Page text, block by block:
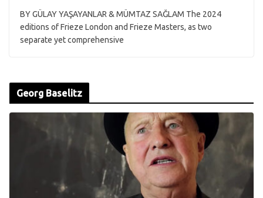
BY GÜLAY YAŞAYANLAR & MÜMTAZ SAĞLAM The 2024
editions of Frieze London and Frieze Masters, as two
separate yet comprehensive
Georg Baselitz